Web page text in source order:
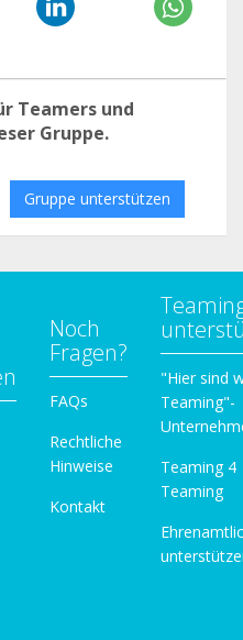
Teamers und
Gruppe.
Gruppe unterstützen
Noch
Fragen?
FAQs
Rechtliche
Hinweise
Kontakt
"Hier sind
Teaming"-
Teaming 4
Teaming